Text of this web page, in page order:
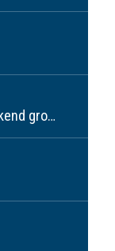
succes!